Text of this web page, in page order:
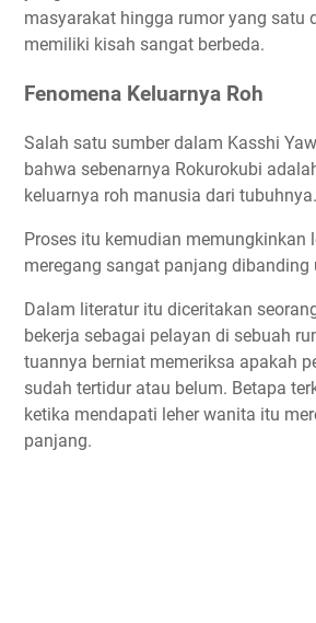
masyarakat hingga rumor yang satu
memiliki kisah sangat berbeda.
Fenomena Keluarnya Roh
Salah satu sumber dalam Kasshi
bahwa sebenarnya Rokurokubi
keluarnya roh manusia dari tubuhnya.
Proses itu kemudian memungkinkan
meregang sangat panjang dibanding
Dalam literatur itu diceritakan
bekerja sebagai pelayan di sebuah
tuannya berniat memeriksa apakah
sudah tertidur atau belum. Betapa
ketika mendapati leher wanita itu
panjang.